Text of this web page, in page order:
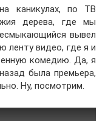
каникулах, по ТВ
дерева, где мы
вывел
ленту видео, где я и
комедию. Да, я
была премьера,
Ну, посмотрим.